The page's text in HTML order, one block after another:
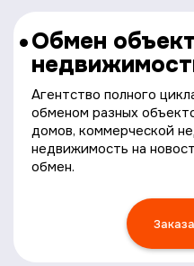
Обмен
Агентство полного
обменом разных
домов, коммерческой
недвижимость на
обмен.